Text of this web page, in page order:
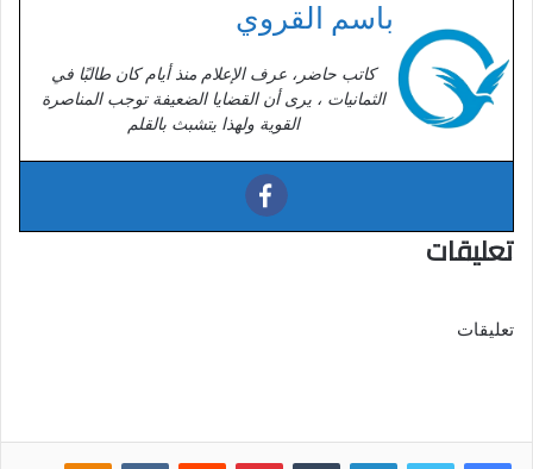
باسم القروي
كاتب حاضر، عرف الإعلام منذ أيام كان طالبًا في
الثمانيات ، يرى أن القضايا الضعيفة توجب المناصرة
القوية ولهذا يتشبث بالقلم
تعليقات
تعليقات
فيسبوك لينكدإن بينتيريست